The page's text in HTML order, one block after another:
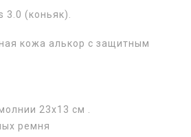
3.0 (коньяк).
кожа алькор с защитным
23х13 см .
ремня